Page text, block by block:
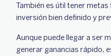
También es útil tener
inversión bien definido y
Aunque puede llegar a ser
generar ganancias rápido,